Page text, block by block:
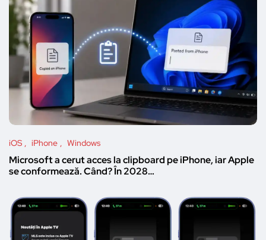
iOS iPhone Windows
Microsoft a cerut acces la clipboard pe iPhone, iar Apple
se conformează. Când? În 2028…